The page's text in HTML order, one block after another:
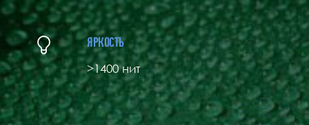
ЯРКОСТЬ
>1400 нит